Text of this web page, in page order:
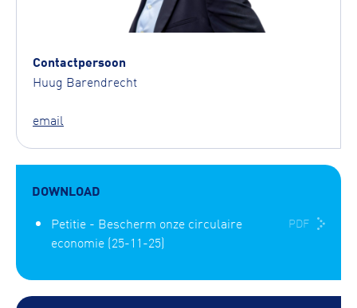
Contactpersoon
Huug Barendrecht
email
DOWNLOAD
Petitie - Bescherm onze circulaire
economie (25-11-25)
PDF